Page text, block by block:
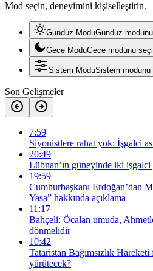
Mod seçin, deneyimini kişiselleştirin.
Gündüz ModuGündüz
Gece ModuGece modunu
Sistem ModuSistem modunu
Son Gelişmeler
7:59
Siyonistlere rahat yok: İşgalci
20:49
Lübnan’ın güneyinde iki
19:59
Cumhurbaşkanı Erdoğan’dan
Yasa” hakkında açıklama
11:17
Bahçeli: Öcalan umuda,
dönmelidir
10:42
Tataristan Bağımsızlık
yürütecek?